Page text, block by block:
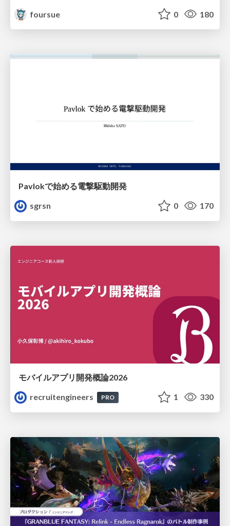
foursue
0 180
Pavlokで始める電撃駆動開発
sgrsn
0 170
モバイルアプリ開発概論2026
recruitengineers
PRO 1 330